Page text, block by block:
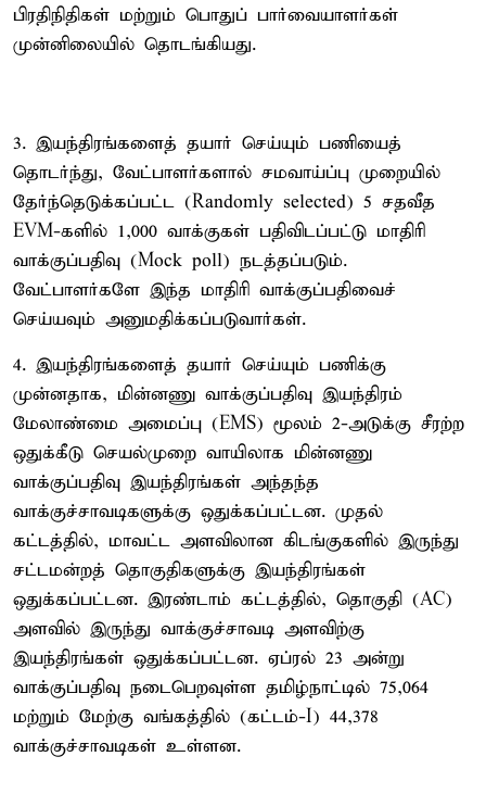
பிரதிநிதிகள் மற்றும் பொதுப் பார்வையாளர்கள்
முன்னிலையில் தொடங்கியது.
3. இயந்திரங்களைத் தயார் செய்யும் பணியைத்
தொடர்ந்து, வேட்பாளர்களால் சமவாய்ப்பு முறையில்
தேர்ந்தெடுக்கப்பட்ட (Randomly selected) 5 சதவீத
EVM-களில் 1,000 வாக்குகள் பதிவிடப்பட்டு மாதிரி
வாக்குப்பதிவு (Mock poll) நடத்தப்படும்.
வேட்பாளர்களே இந்த மாதிரி வாக்குப்பதிவைச்
செய்யவும் அனுமதிக்கப்படுவார்கள்.
4. இயந்திரங்களைத் தயார் செய்யும் பணிக்கு
முன்னதாக, மின்னணு வாக்குப்பதிவு இயந்திரம்
மேலாண்மை அமைப்பு (EMS) மூலம் 2-அடுக்கு சீரற்ற
ஒதுக்கீடு செயல்முறை வாயிலாக மின்னணு
வாக்குப்பதிவு இயந்திரங்கள் அந்தந்த
வாக்குச்சாவடிகளுக்கு ஒதுக்கப்பட்டன. முதல்
கட்டத்தில், மாவட்ட அளவிலான கிடங்குகளில் இருந்து
சட்டமன்றத் தொகுதிகளுக்கு இயந்திரங்கள்
ஒதுக்கப்பட்டன. இரண்டாம் கட்டத்தில், தொகுதி (AC)
அளவில் இருந்து வாக்குச்சாவடி அளவிற்கு
இயந்திரங்கள் ஒதுக்கப்பட்டன. ஏப்ரல் 23 அன்று
வாக்குப்பதிவு நடைபெறவுள்ள தமிழ்நாட்டில் 75,064
மற்றும் மேற்கு வங்கத்தில் (கட்டம்-I) 44,378
வாக்குச்சாவடிகள் உள்ளன.